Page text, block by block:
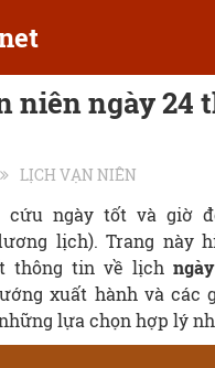
niên ngày 24
LỊCH VẠN NIÊN
cứu ngày tốt và giờ
lịch). Trang này
thông tin về lịch
xuất hành và các
lựa chọn hợp lý